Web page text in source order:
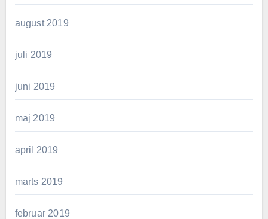
august 2019
juli 2019
juni 2019
maj 2019
april 2019
marts 2019
februar 2019